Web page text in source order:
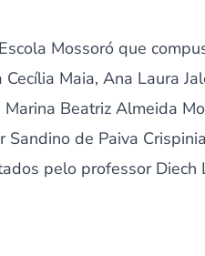
Mossoró que
Maia, Ana Laura
Beatriz Almeida
Sandino de Paiva
pelo professor Diech